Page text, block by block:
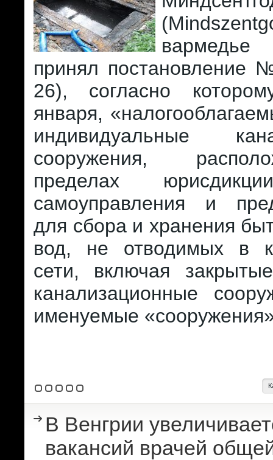
принял постановление
26), согласно
января,
индивидуальные
сооружения,
пределах
самоуправления и
для сбора и хранения
вод, не отводимых в
сети, включая
канализационные
именуемые
В Венгрии
вакансий врачей